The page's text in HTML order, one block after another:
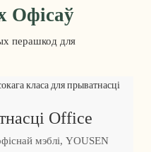
Офісаў
перашкод для
Office
мэблі, YOUSEN